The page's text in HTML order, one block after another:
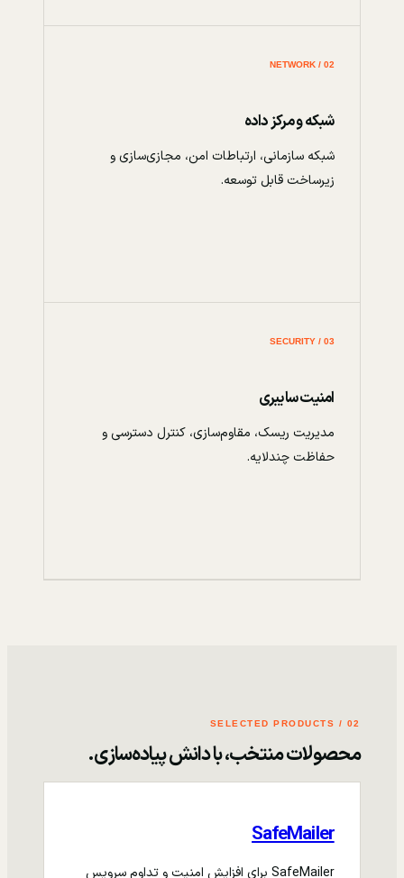
02 / NETWORK
شبکه و مرکز داده
شبکه سازمانی، ارتباطات امن، مجازی‌سازی و
زیرساخت قابل توسعه.
03 / SECURITY
امنیت سایبری
مدیریت ریسک، مقاوم‌سازی، کنترل دسترسی و
حفاظت چندلایه.
02 / SELECTED PRODUCTS
محصولات منتخب، با دانش پیاده‌سازی.
SafeMailer
SafeMailer برای افزایش امنیت و تداوم سرویس